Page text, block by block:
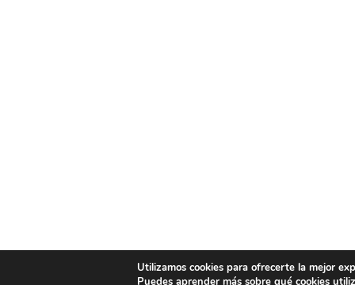
Utilizamos cookies para ofrecerte la mejor
Puedes aprender más sobre qué cookies